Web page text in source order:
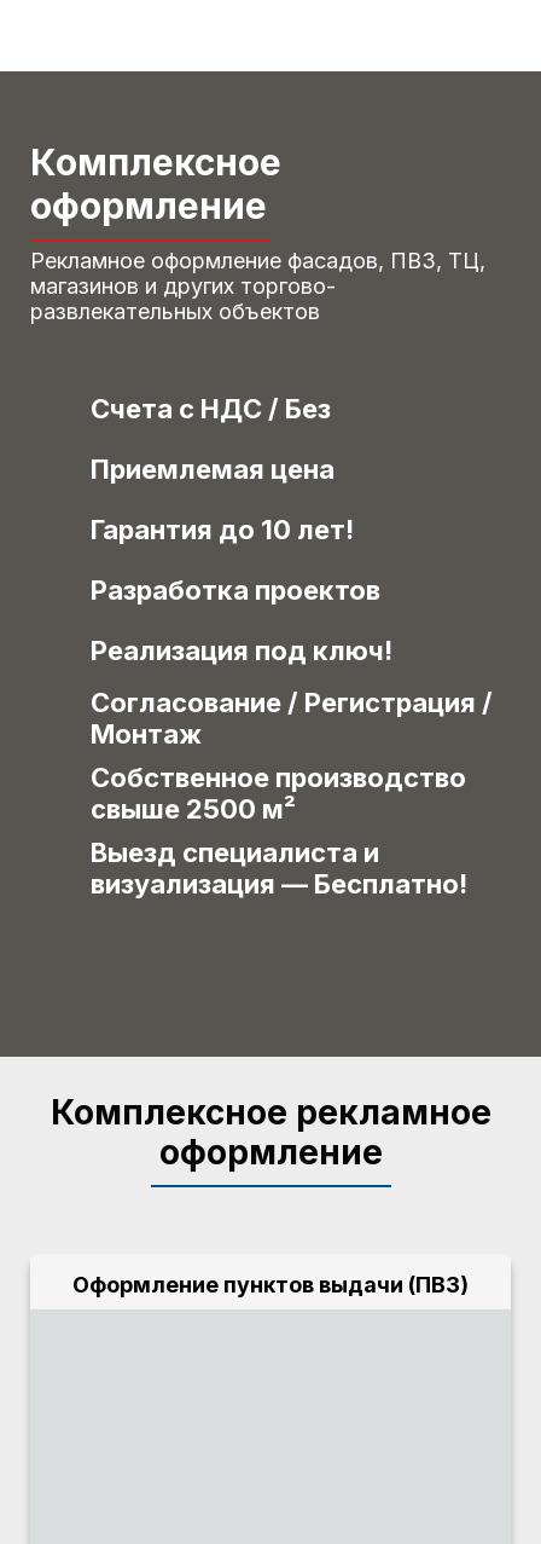
Комплексное
оформление
Рекламное оформление фасадов, ПВЗ, ТЦ,
магазинов и других торгово-
развлекательных объектов
Счета с НДС / Без
Приемлемая цена
Гарантия до 10 лет!
Разработка проектов
Реализация под ключ!
Согласование / Регистрация /
Монтаж
Собственное производство
свыше 2500 м²
Выезд специалиста и
визуализация — Бесплатно!
Комплексное рекламное
оформление
Оформление пунктов выдачи (ПВЗ)